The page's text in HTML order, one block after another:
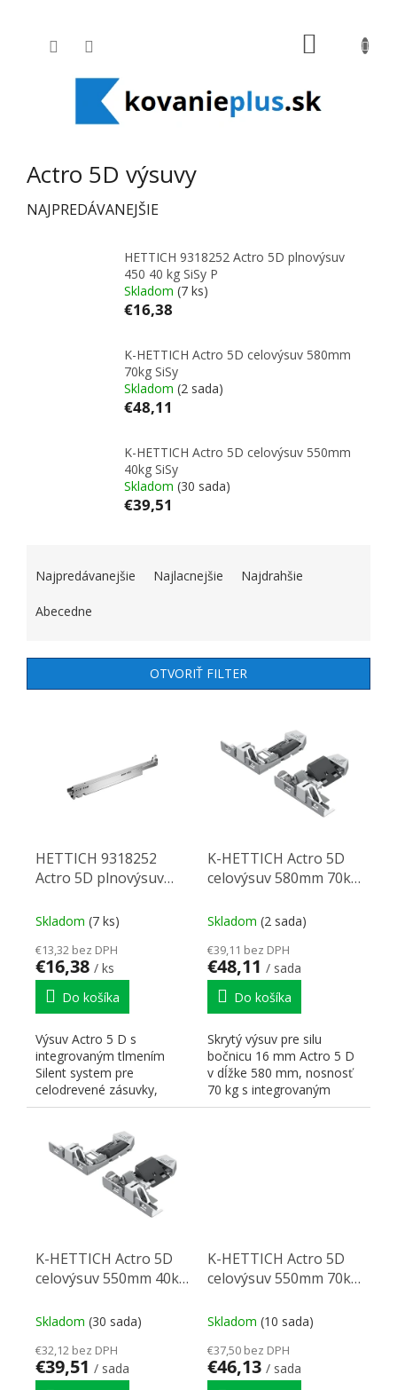
Actro 5D výsuvy
NAJPREDÁVANEJŠIE
HETTICH 9318252 Actro 5D plnovýsuv
450 40 kg SiSy P
Skladom (7 ks)
€16,38
K-HETTICH Actro 5D celovýsuv 580mm
70kg SiSy
Skladom (2 sada)
€48,11
K-HETTICH Actro 5D celovýsuv 550mm
40kg SiSy
Skladom (30 sada)
€39,51
Najpredávanejšie Najlacnejšie Najdrahšie
Abecedne
OTVORIŤ FILTER
HETTICH 9318252
Actro 5D plnovýsuv
Skladom (7 ks)
€13,32 bez DPH
€16,38 / ks
Do košíka
Výsuv Actro 5 D s
integrovaným tlmením
Silent system pre
celodrevené zásuvky,
pravý. Nosnosť 40 kg,
K-HETTICH Actro 5D
celovýsuv 580mm 70kg
Skladom (2 sada)
€39,11 bez DPH
€48,11 / sada
Do košíka
Skrytý výsuv pre silu
bočnicu 16 mm Actro 5 D
v dĺžke 580 mm, nosnosť
70 kg s integrovaným
tlmením Silent Systém (Si...
K-HETTICH Actro 5D
celovýsuv 550mm 40kg
Skladom (30 sada)
€32,12 bez DPH
€39,51 / sada
K-HETTICH Actro 5D
celovýsuv 550mm 70kg
Skladom (10 sada)
€37,50 bez DPH
€46,13 / sada